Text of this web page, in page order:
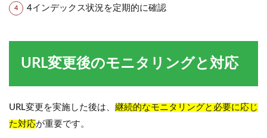
4インデックス状況を定期的に確認
URL変更後のモニタリングと対応
URL変更を実施した後は、 継続的なモニタリングと必要に応じ
た対応が重要です。